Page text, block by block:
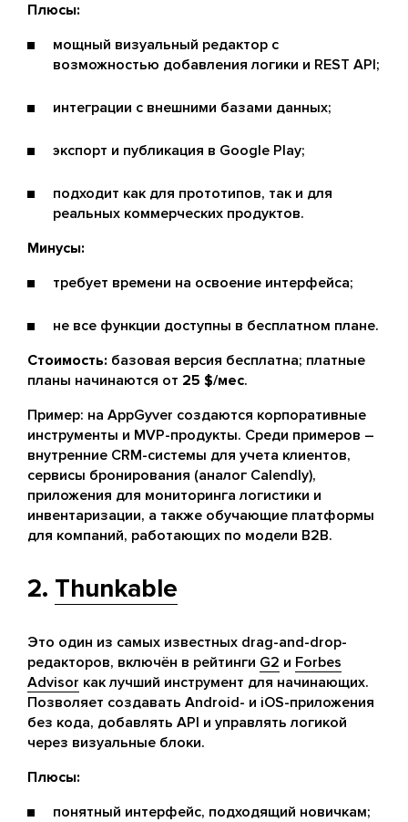
Плюсы:
мощный визуальный редактор с
возможностью добавления логики и REST API;
интеграции с внешними базами данных;
экспорт и публикация в Google Play;
подходит как для прототипов, так и для
реальных коммерческих продуктов.
Минусы:
требует времени на освоение интерфейса;
не все функции доступны в бесплатном плане.
Стоимость: базовая версия бесплатна; платные
планы начинаются от 25 $/мес.
Пример: на AppGyver создаются корпоративные
инструменты и MVP-продукты. Среди примеров –
внутренние CRM-системы для учета клиентов,
сервисы бронирования (аналог Calendly),
приложения для мониторинга логистики и
инвентаризации, а также обучающие платформы
для компаний, работающих по модели B2B.
2. Thunkable
Это один из самых известных drag-and-drop-
редакторов, включён в рейтинги G2 и Forbes
Advisor как лучший инструмент для начинающих.
Позволяет создавать Android- и iOS-приложения
без кода, добавлять API и управлять логикой
через визуальные блоки.
Плюсы:
понятный интерфейс, подходящий новичкам;